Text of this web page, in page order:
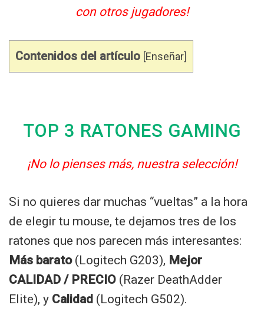
con otros jugadores!
Contenidos del artículo [Enseñar]
TOP 3 RATONES GAMING
¡No lo pienses más, nuestra selección!
Si no quieres dar muchas “vueltas” a la hora
de elegir tu mouse, te dejamos tres de los
ratones que nos parecen más interesantes:
Más barato(Logitech G203), Mejor
CALIDAD / PRECIO (Razer DeathAdder
Elite), y Calidad (Logitech G502).